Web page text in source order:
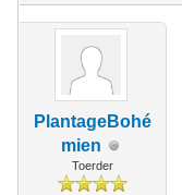
PlantageBohé
mien
Toerder